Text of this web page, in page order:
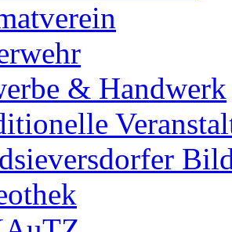
& Handwerk